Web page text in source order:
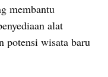
membantu
alat
potensi wisata baru